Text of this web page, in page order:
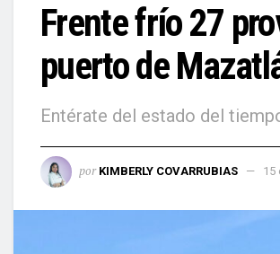
Frente frío 27
puerto de
Entérate del estado del
por KIMBERLY COVARRUBIAS 15